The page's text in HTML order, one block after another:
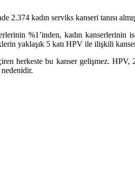
kadın serviks kanseri tanısı
%1’inden, kadın
yaklaşık 5 katı HPV ile ilişkili
herkeste bu kanser gelişmez. HPV,